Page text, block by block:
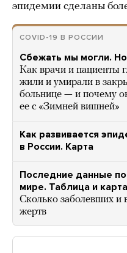
эпидемии сделаны
COVID-19 В РОССИИ
Сбежать мы могли.
Как врачи и пациенты
жили и умирали в
больнице — и почему
ее с «Зимней вишней»
Как развивается
в России. Карта
Последние данные
мире. Таблица и
Сколько заболевших и
жертв